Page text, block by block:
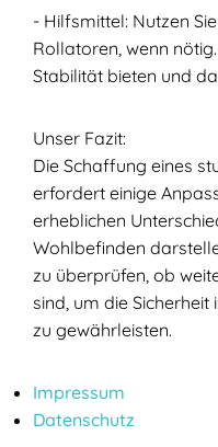
- Hilfsmittel: Nutzen
Rollatoren, wenn
Stabilität bieten und
Unser Fazit:
Die Schaffung eines
erfordert einige
erheblichen
Wohlbefinden
zu überprüfen, ob
sind, um die
zu gewährleisten.
Impressum
Datenschutz